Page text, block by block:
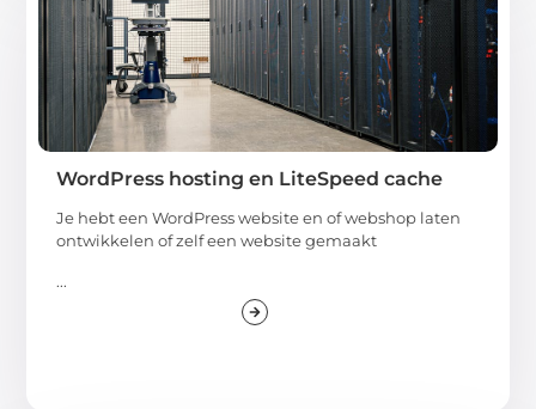
WordPress hosting en LiteSpeed cache
Je hebt een WordPress website en of webshop laten
ontwikkelen of zelf een website gemaakt
...